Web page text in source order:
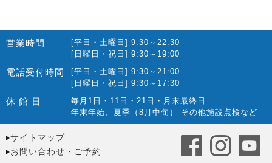
営業時間
[平日・土曜日] 9:30～22:30
[日曜日・祝日] 9:30～19:00
電話受付時間
[平日・土曜日] 9:30～21:00
[日曜日・祝日] 9:30～17:30
休 館 日
毎月1日・11日・21日・月末最終日
年末年始、夏季（8月中旬） その他施設点検など
サイトマップ
お問い合わせ・ご予約